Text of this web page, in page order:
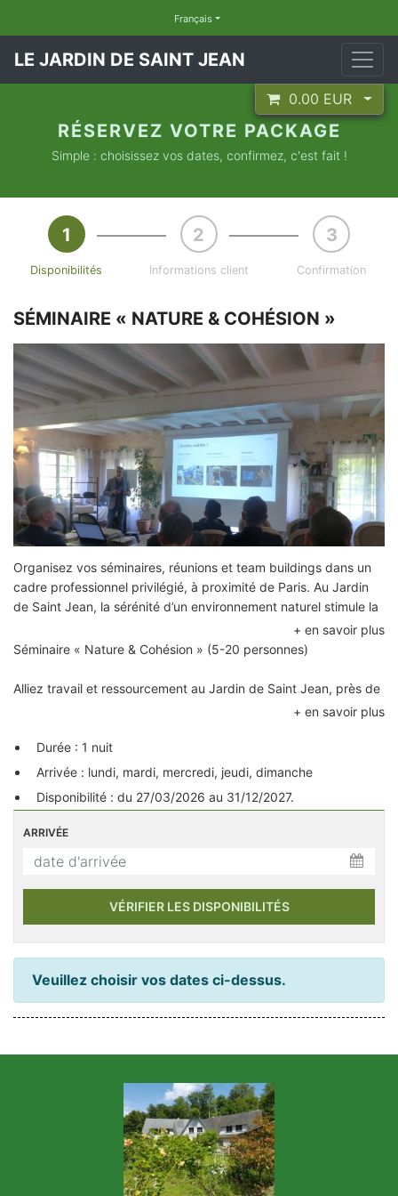
Français
LE JARDIN DE SAINT JEAN
0.00 EUR
RÉSERVEZ VOTRE PACKAGE
Simple : choisissez vos dates, confirmez, c'est fait !
Disponibilités Informations client Confirmation
SÉMINAIRE « NATURE & COHÉSION »
Organisez vos séminaires, réunions et team buildings dans un
cadre professionnel privilégié, à proximité de Paris. Au Jardin
de Saint Jean, la sérénité d’un environnement naturel stimule la
créativité, facilite les échanges et renforce la concentration de
vos équipes.
Séminaire « Nature & Cohésion » (5-20 personnes)
Alliez travail et ressourcement au Jardin de Saint Jean, près de
Paris. Votre séjour inclut l’hébergement complet (gîte et
déjeuners, pauses café).
de forêt avec un sylvothérapeute, randonnées (pied/vélo) et
ateliers d’initiation à la permaculture, l’agroforesterie, la
forêt de Compiègne.
Durée : 1 nuit
Arrivée : lundi, mardi, mercredi, jeudi, dimanche
Disponibilité : du 27/03/2026 au 31/12/2027.
ARRIVÉE
VÉRIFIER LES DISPONIBILITÉS
Veuillez choisir vos dates ci-dessus.